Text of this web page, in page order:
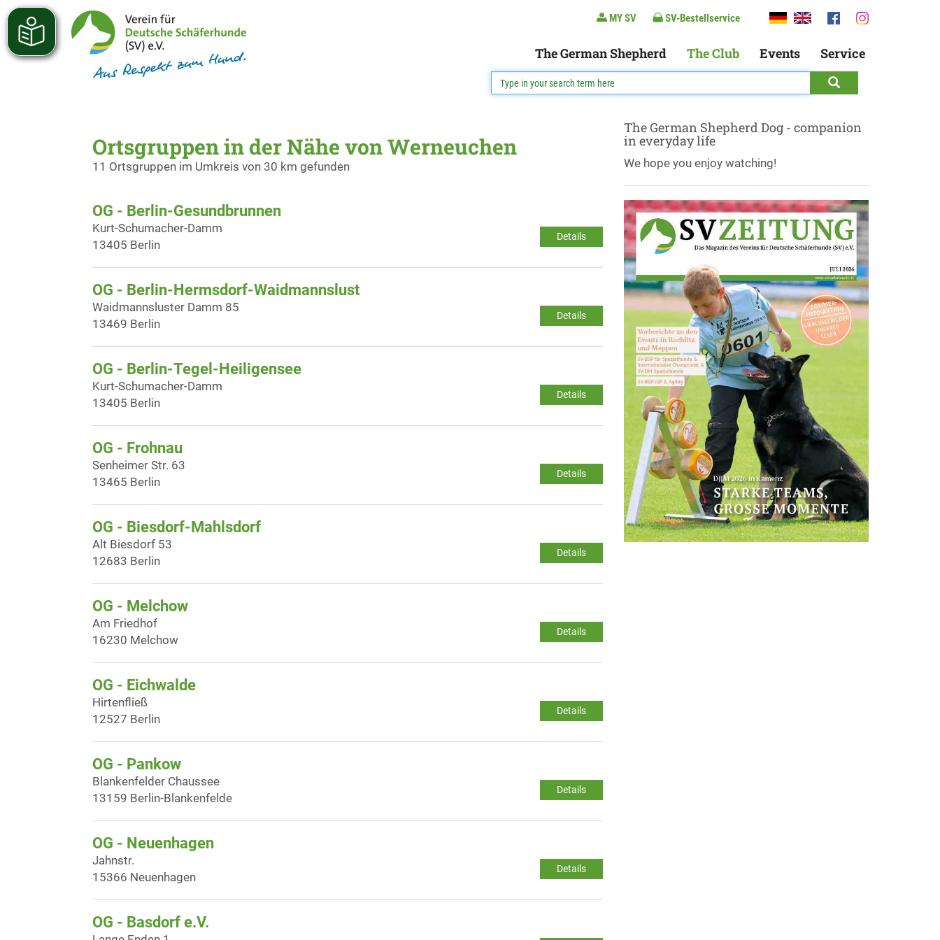
MY SV SV-Bestellservice
The German Shepherd The Club Events Service
Ortsgruppen in der Nähe von Werneuchen
11 Ortsgruppen im Umkreis von 30 km gefunden
OG - Berlin-Gesundbrunnen
Details
Kurt-Schumacher-Damm
13405 Berlin
OG - Berlin-Hermsdorf-Waidmannslust
Details
Waidmannsluster Damm 85
13469 Berlin
OG - Berlin-Tegel-Heiligensee
Details
Kurt-Schumacher-Damm
13405 Berlin
OG - Frohnau
Details
Senheimer Str. 63
13465 Berlin
OG - Biesdorf-Mahlsdorf
Details
Alt Biesdorf 53
12683 Berlin
OG - Melchow
Details
Am Friedhof
16230 Melchow
OG - Eichwalde
Details
Hirtenfließ
12527 Berlin
OG - Pankow
Details
Blankenfelder Chaussee
13159 Berlin-Blankenfelde
OG - Neuenhagen
Details
Jahnstr.
15366 Neuenhagen
OG - Basdorf e.V.
The German Shepherd Dog - companion
in everyday life
We hope you enjoy watching!